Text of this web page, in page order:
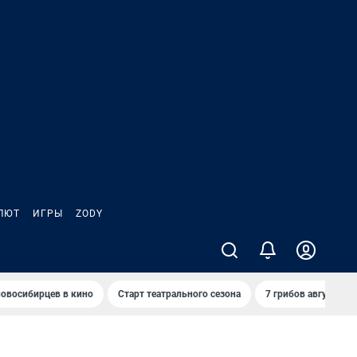
ИГРЫ ZODY
в кино Старт театрального сезона 7 грибов августа